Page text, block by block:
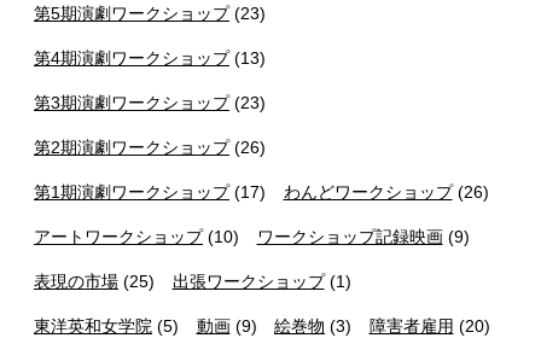
第5期演劇ワークショップ(23)
第4期演劇ワークショップ(13)
第3期演劇ワークショップ(23)
第2期演劇ワークショップ(26)
第1期演劇ワークショップ(17) わんどワークショップ(26)
アートワークショップ(10) ワークショップ記録映画(9)
表現の市場 (25) 出張ワークショップ(1)
東洋英和女学院 (5) 動画(9) 絵巻物 (3) 障害者雇用 (20)